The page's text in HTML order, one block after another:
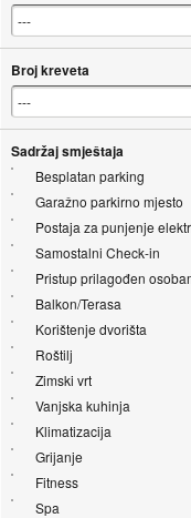
Broj kreveta
Sadržaj smještaja
Besplatan parking
Garažno parkirno mjesto
Postaja za punjenje
Samostalni Check-in
Pristup prilagođen
Balkon/Terasa
Korištenje dvorišta
Roštilj
Zimski vrt
Vanjska kuhinja
Klimatizacija
Grijanje
Fitness
Spa